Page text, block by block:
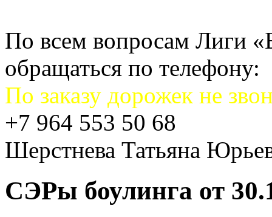
По всем вопросам Лиги
обращаться по телефону:
По заказу дорожек не
+7 964 553 50 68
Шерстнева Татьяна
СЭРы боулинга от